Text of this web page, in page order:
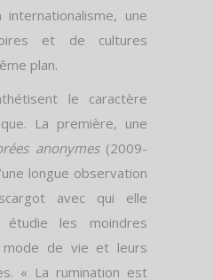
une
et de cultures
plan.
le caractère
La première, une
anonymes (2009-
longue observation
avec qui elle
étudie les moindres
mode de vie et leurs
« La rumination est